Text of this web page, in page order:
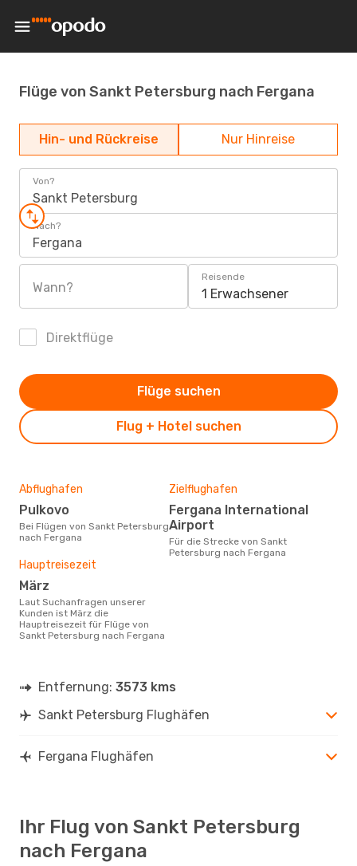
Flüge von Sankt Petersburg nach Fergana
Hin- und Rückreise Nur Hinreise
Von?
Sankt Petersburg
Nach?
Fergana
Wann?
Reisende
1 Erwachsener
Direktflüge
Flug + Hotel suchen
Flüge suchen
Abflughafen
Pulkovo
Bei Flügen von Sankt Petersburg
nach Fergana
Zielflughafen
Fergana International
Airport
Für die Strecke von Sankt
Petersburg nach Fergana
Hauptreisezeit
März
Laut Suchanfragen unserer
Kunden ist März die
Hauptreisezeit für Flüge von
Sankt Petersburg nach Fergana
Entfernung: 3573 kms
Sankt Petersburg Flughäfen
Fergana Flughäfen
Ihr Flug von Sankt Petersburg
nach Fergana